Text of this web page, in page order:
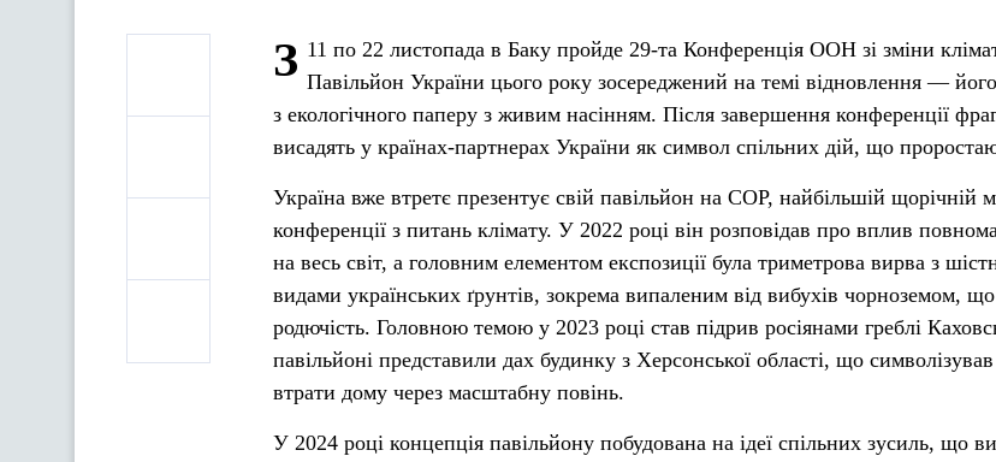
З 11 по 22 листопада в Баку пройде 29-та Конференція ООН зі зміни
Павільйон України цього року зосереджений на темі відновлення — його
з екологічного паперу з живим насінням. Після завершення конференції
висадять у країнах-партнерах України як символ спільних дій, що
Україна вже втретє презентує свій павільйон на COP, найбільшій щорічній
конференції з питань клімату. У 2022 році він розповідав про вплив
на весь світ, а головним елементом експозиції була триметрова вирва з
видами українських ґрунтів, зокрема випаленим від вибухів чорноземом,
родючість. Головною темою у 2023 році став підрив росіянами греблі
павільйоні представили дах будинку з Херсонської області, що
втрати дому через масштабну повінь.
У 2024 році концепція павільйону побудована на ідеї спільних зусиль, що